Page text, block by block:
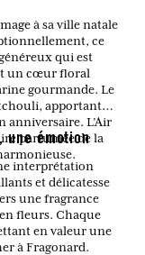
à sa ville natale
ce
qui est
un cœur floral
gourmande. Le
apportant
anniversaire. L’Air
parfumée de la
une émotion
interprétation
et délicatesse
une fragrance
fleurs. Chaque
en valeur une
à Fragonard.